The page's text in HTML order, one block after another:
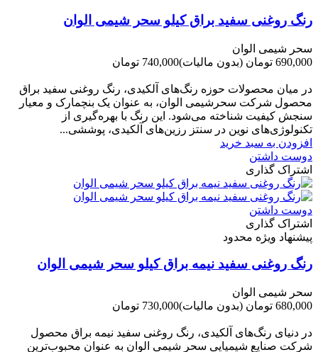
رنگ روغنی سفید براق کیلو سحر شیمی الوان
سحر شیمی الوان
690,000 تومان
(بدون مالیات)740,000 تومان
در میان محصولات حوزه رنگ‌های آلکیدی، رنگ روغنی سفید براق
محصول شرکت سحرشیمی الوان، به عنوان یک بنچمارک و معیار
سنجش کیفیت شناخته می‌شود. این رنگ با بهره‌گیری از
تکنولوژی‌های نوین در سنتز رزین‌های آلکیدی، پوششی...
افزودن به سبد خرید
دوست داشتن
اشتراک گذاری
دوست داشتن
اشتراک گذاری
پیشنهاد ویژه محدود
رنگ روغنی سفید نیمه براق کیلو سحر شیمی الوان
سحر شیمی الوان
680,000 تومان
(بدون مالیات)730,000 تومان
در دنیای رنگ‌های آلکیدی، رنگ روغنی سفید نیمه براق محصول
شرکت صنایع شیمیایی سحر شیمی الوان به عنوان محبوب‌ترین